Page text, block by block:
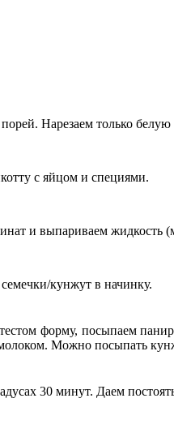
Нарезаем только
с яйцом и специями.
и выпариваем жидкость
кунжут в начинку.
форму, посыпаем
Можно посыпать
30 минут. Даем